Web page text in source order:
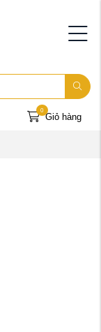
Giỏ hàng
0